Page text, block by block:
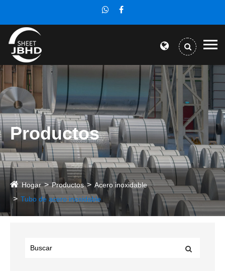
Productos
Hogar Productos
Acero inoxidable
Tubo de acero inoxidable